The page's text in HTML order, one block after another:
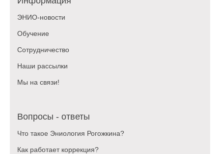
ЭНИО-новости
Обучение
Сотрудничество
Наши рассылки
Мы на связи!
Вопросы - ответы
Что такое Эниология Рогожкина?
Как работает коррекция?